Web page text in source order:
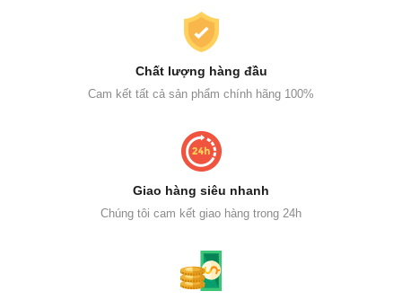
Chất lượng hàng đầu
Cam kết tất cả sản phẩm chính hãng 100%
Giao hàng siêu nhanh
Chúng tôi cam kết giao hàng trong 24h